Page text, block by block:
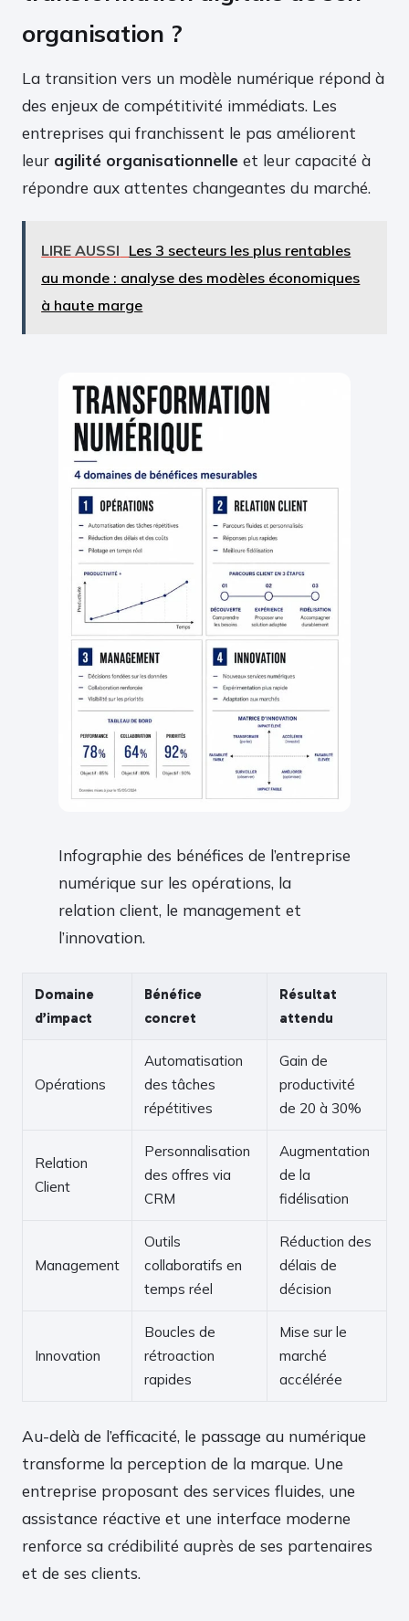
organisation ?
La transition vers un modèle numérique répond à
des enjeux de compétitivité immédiats. Les
entreprises qui franchissent le pas améliorent
leur agilité organisationnelle et leur capacité à
répondre aux attentes changeantes du marché.
LIRE AUSSI Les 3 secteurs les plus rentables
au monde : analyse des modèles économiques
à haute marge
Infographie des bénéfices de l’entreprise
numérique sur les opérations, la
relation client, le management et
l’innovation.
Domaine
d’impact
Bénéfice
concret
Résultat
attendu
Opérations
Automatisation
des tâches
répétitives
Gain de
productivité
de 20 à 30%
Relation
Client
Personnalisation
des offres via
CRM
Augmentation
de la
fidélisation
Management
Outils
collaboratifs en
temps réel
Réduction des
délais de
décision
Innovation
Boucles de
rétroaction
rapides
Mise sur le
marché
accélérée
Au-delà de l’efficacité, le passage au numérique
transforme la perception de la marque. Une
entreprise proposant des services fluides, une
assistance réactive et une interface moderne
renforce sa crédibilité auprès de ses partenaires
et de ses clients.